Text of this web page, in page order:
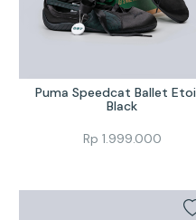
Puma Speedcat Ballet
Black
Rp 1.999.000